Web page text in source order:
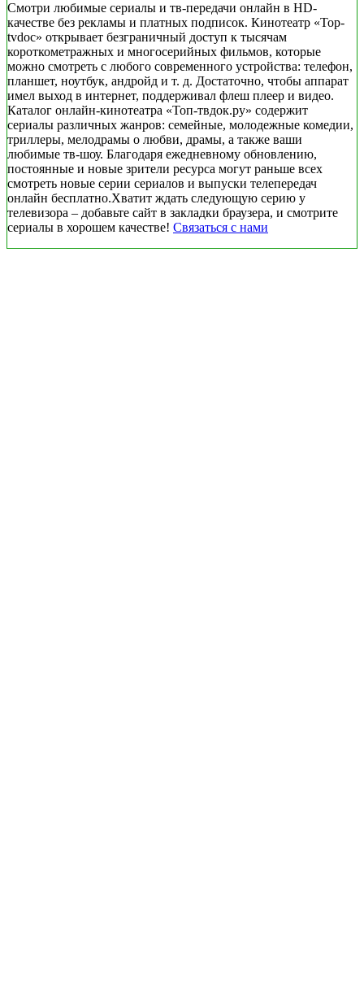
Смотри любимые сериалы и тв-передачи онлайн в HD-
качестве без рекламы и платных подписок. Кинотеатр «Top-
tvdoc» открывает безграничный доступ к тысячам
короткометражных и многосерийных фильмов, которые
можно смотреть с любого современного устройства: телефон,
планшет, ноутбук, андройд и т. д. Достаточно, чтобы аппарат
имел выход в интернет, поддерживал флеш плеер и видео.
Каталог онлайн-кинотеатра «Топ-твдок.ру» содержит
сериалы различных жанров: семейные, молодежные комедии,
триллеры, мелодрамы о любви, драмы, а также ваши
любимые тв-шоу. Благодаря ежедневному обновлению,
постоянные и новые зрители ресурса могут раньше всех
смотреть новые серии сериалов и выпуски телепередач
онлайн бесплатно.Хватит ждать следующую серию у
телевизора – добавьте сайт в закладки браузера, и смотрите
сериалы в хорошем качестве! Связаться с нами